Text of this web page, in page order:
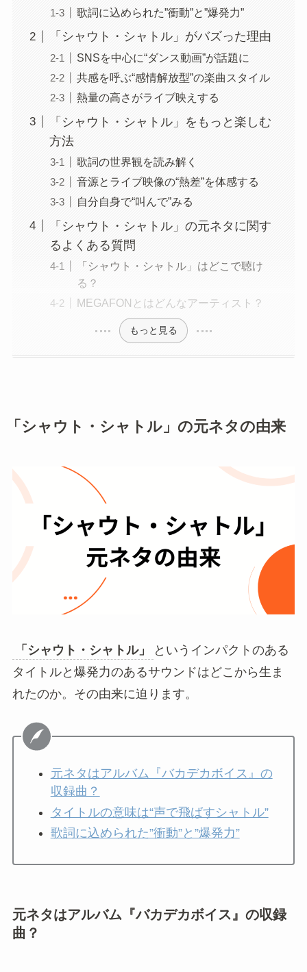
歌詞に込められた”衝動”と”爆発力”
「シャウト・シャトル」がバズった理由
SNSを中心に“ダンス動画”が話題に
共感を呼ぶ“感情解放型”の楽曲スタイル
熱量の高さがライブ映えする
「シャウト・シャトル」をもっと楽しむ
方法
歌詞の世界観を読み解く
音源とライブ映像の“熱差”を体感する
自分自身で“叫んで”みる
「シャウト・シャトル」の元ネタに関す
るよくある質問
「シャウト・シャトル」はどこで聴け
る？
MEGAFONとはどんなアーティスト？
もっと見る
「シャウト・シャトル」の元ネタの由来
「シャウト・シャトル」
というインパクトのある
タイトルと爆発力のあるサウンドはどこから生ま
れたのか。その由来に迫ります。
元ネタはアルバム『バカデカボイス』の
収録曲？
タイトルの意味は“声で飛ばすシャトル”
歌詞に込められた”衝動”と”爆発力”
元ネタはアルバム『バカデカボイス』の収録
曲？